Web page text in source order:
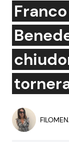
News e
Attualità
Dal Mondo
Economia
Persone